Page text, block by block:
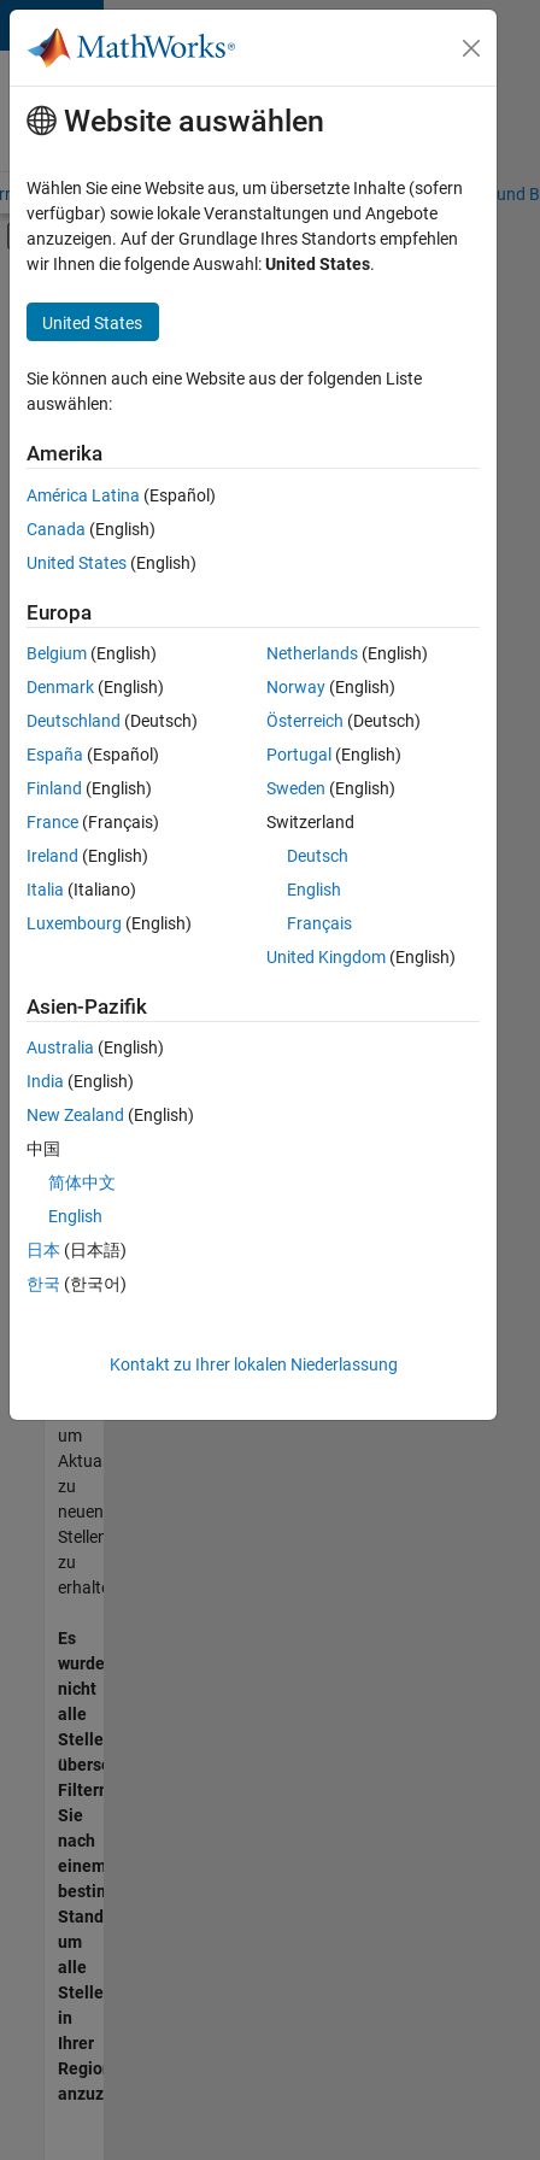
Weiter zum Inhalt
Karriere
bei
MathWorks
– Übersicht Stellensuche Niederlassungen Studierende und
Umschaltung für Off-Canvas-
Hauptinhalt
Information Technology
Education Sales
Marketing Services
Business Model Team
+3
Derzeit
es
keine
offenen
Stellen,
Ihren
Suchkriterien
entsprechen.
können
die
Suchkriterien
weiter
fassen
oder
alle
Stellenangebote
anzeigen .
noch
keine
offenen
Stellen
können,
die
Ihren
entsprechen,
werden
unseres
um
Aktualisierungen
zu
neuen
Stellenangeboten
zu
erhalten.
Es
wurden
nicht
alle
Stellen
übersetzt.
Filtern
Sie
nach
einem
bestimmten
Standort,
um
alle
Stellenangebote
in
Ihrer
Region
anzuzeigen.
Website auswählen
Wählen Sie eine Website aus, um übersetzte Inhalte (sofern
verfügbar) sowie lokale Veranstaltungen und Angebote
anzuzeigen. Auf der Grundlage Ihres Standorts empfehlen
wir Ihnen die folgende Auswahl:United States.
United States
Sie können auch eine Website aus der folgenden Liste
auswählen:
Amerika
América Latina (Español)
Canada (English)
United States (English)
Europa
Belgium (English)
Denmark (English)
Deutschland (Deutsch)
España (Español)
Finland (English)
France (Français)
Ireland (English)
Italia (Italiano)
Luxembourg (English)
Netherlands(English)
Norway(English)
Österreich (Deutsch)
Portugal (English)
Sweden (English)
Switzerland
Deutsch
English
Français
United Kingdom(English)
Asien-Pazifik
Australia (English)
India (English)
New Zealand (English)
中国
简体中文
English
日本 (日本語)
한국 (한국어)
Kontakt zu Ihrer lokalen Niederlassung